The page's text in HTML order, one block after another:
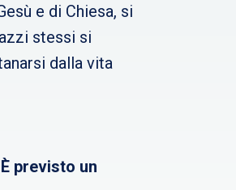
e di Chiesa, si
stessi si
dalla vita
previsto un